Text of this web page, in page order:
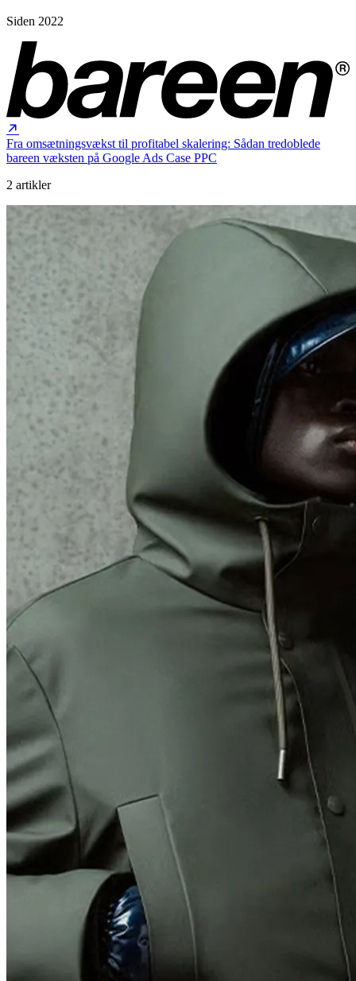
Siden 2022
Fra omsætningsvækst til profitabel skalering: Sådan tredoblede
bareen væksten på Google Ads Case PPC
2 artikler